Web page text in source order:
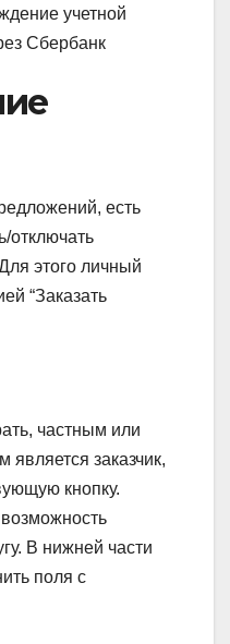
учетной
Сбербанк
есть
отключать
этого личный
“Заказать
частным или
является заказчик,
кнопку.
В нижней части
поля с